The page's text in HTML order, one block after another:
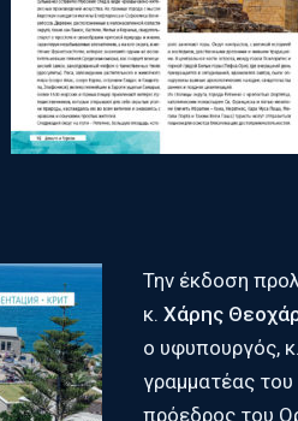
Την έκδοση
κ. Χάρης
ο υφυπουργός, κ.
γραμματέας του
πρόεδρος του